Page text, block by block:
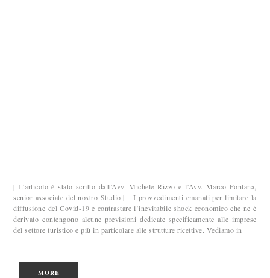
| L’articolo è stato scritto dall’Avv. Michele Rizzo e l’Avv. Marco Fontana,
senior associate del nostro Studio.| I provvedimenti emanati per limitare la
diffusione del Covid-19 e contrastare l’inevitabile shock economico che ne è
derivato contengono alcune previsioni dedicate specificamente alle imprese
del settore turistico e più in particolare alle strutture ricettive. Vediamo in
MORE